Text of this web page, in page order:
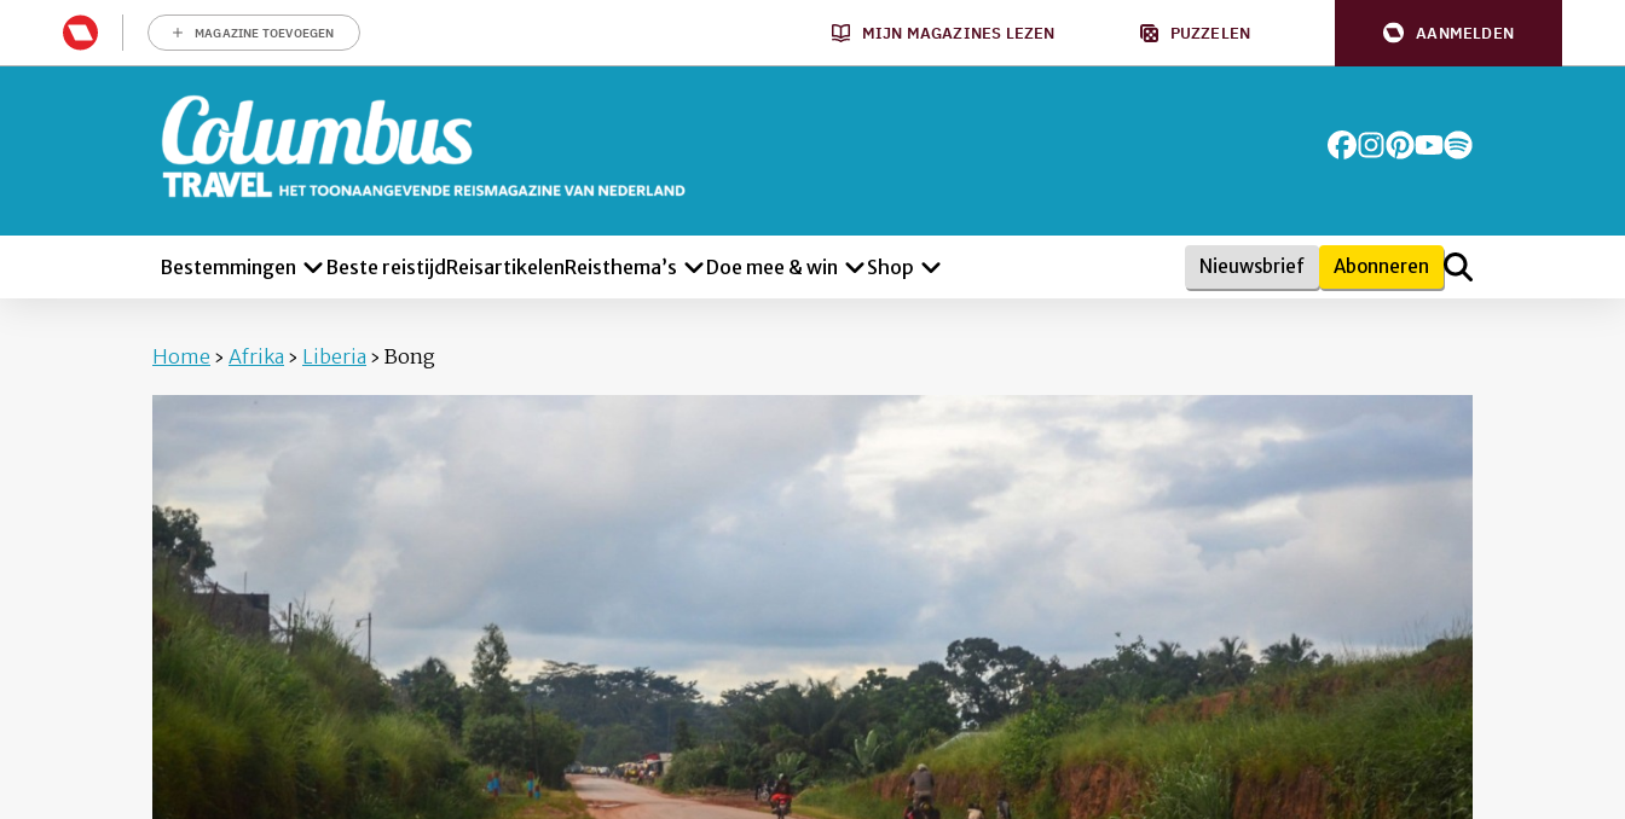
MAGAZINE TOEVOEGEN MIJN MAGAZINES LEZEN PUZZELEN AANMELDEN
Bestemmingen Beste reistijd ReisartikelenReisthema’s Doe mee & win Shop Nieuwsbrief Abonneren
Home › Afrika › Liberia › Bong